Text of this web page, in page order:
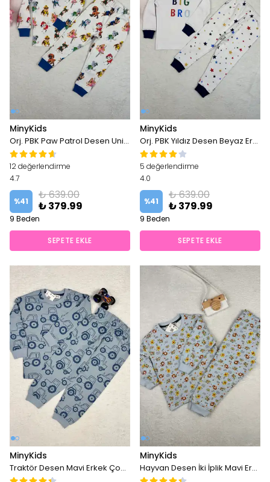
MinyKids
Orj. PBK Paw Patrol Desen Unisex Pijama Takım
12 değerlendirme
4.7
%41
₺ 639.00
₺ 379.99
9 Beden
SEPETE EKLE
MinyKids
Orj. PBK Yıldız Desen Beyaz Erkek Çocuk Pijama Takım
5 değerlendirme
4.0
%41
₺ 639.00
₺ 379.99
9 Beden
SEPETE EKLE
MinyKids
Traktör Desen Mavi Erkek Çocuk Pijama Takım
MinyKids
Hayvan Desen İki İplik Mavi Erkek Çocuk Pijama Takım